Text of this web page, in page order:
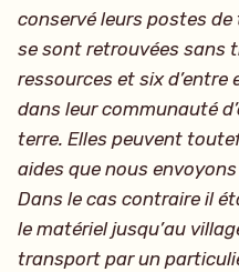
conservé leurs postes
se sont retrouvées sans
ressources et six
dans leur communauté
terre. Elles peuvent
aides que nous
Dans le cas contraire il
le matériel jusqu’au
transport par un